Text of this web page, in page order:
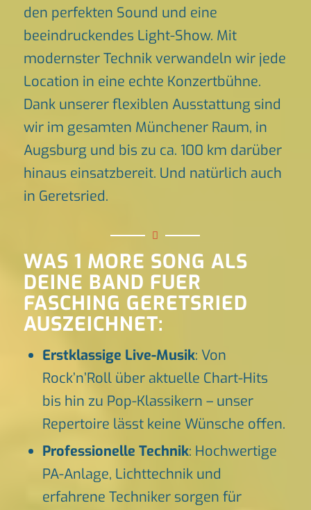
den perfekten Sound und eine
beeindruckendes Light-Show. Mit
modernster Technik verwandeln wir jede
Location in eine echte Konzertbühne.
Dank unserer flexiblen Ausstattung sind
wir im gesamten Münchener Raum, in
Augsburg und bis zu ca. 100 km darüber
hinaus einsatzbereit. Und natürlich auch
in Geretsried.
WAS 1 MORE SONG ALS
DEINE BAND FUER
FASCHING GERETSRIED
AUSZEICHNET:
Erstklassige Live-Musik: Von
Rock’n’Roll über aktuelle Chart-Hits
bis hin zu Pop-Klassikern – unser
Repertoire lässt keine Wünsche offen.
Professionelle Technik: Hochwertige
PA-Anlage, Lichttechnik und
erfahrene Techniker sorgen für